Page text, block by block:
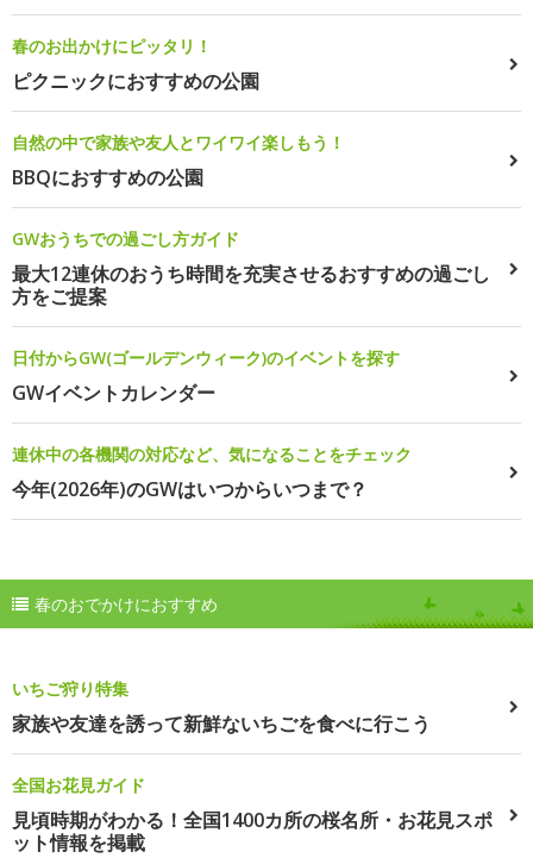
春のお出かけにピッタリ！
ピクニックにおすすめの公園
自然の中で家族や友人とワイワイ楽しもう！
BBQにおすすめの公園
GWおうちでの過ごし方ガイド
最大12連休のおうち時間を充実させるおすすめの過ごし
方をご提案
日付からGW(ゴールデンウィーク)のイベントを探す
GWイベントカレンダー
連休中の各機関の対応など、気になることをチェック
今年(2026年)のGWはいつからいつまで？
春のおでかけにおすすめ
いちご狩り特集
家族や友達を誘って新鮮ないちごを食べに行こう
全国お花見ガイド
見頃時期がわかる！全国1400カ所の桜名所・お花見スポ
ット情報を掲載